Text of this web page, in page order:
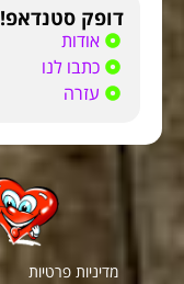
דופק סטנדאפ!
אודות
כתבו לנו
עזרה
מדיניות פרטיות